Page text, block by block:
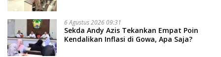
6 Agustus 2026 09:31
Sekda Andy Azis Tekankan Empat Poin
Kendalikan Inflasi di Gowa, Apa Saja?